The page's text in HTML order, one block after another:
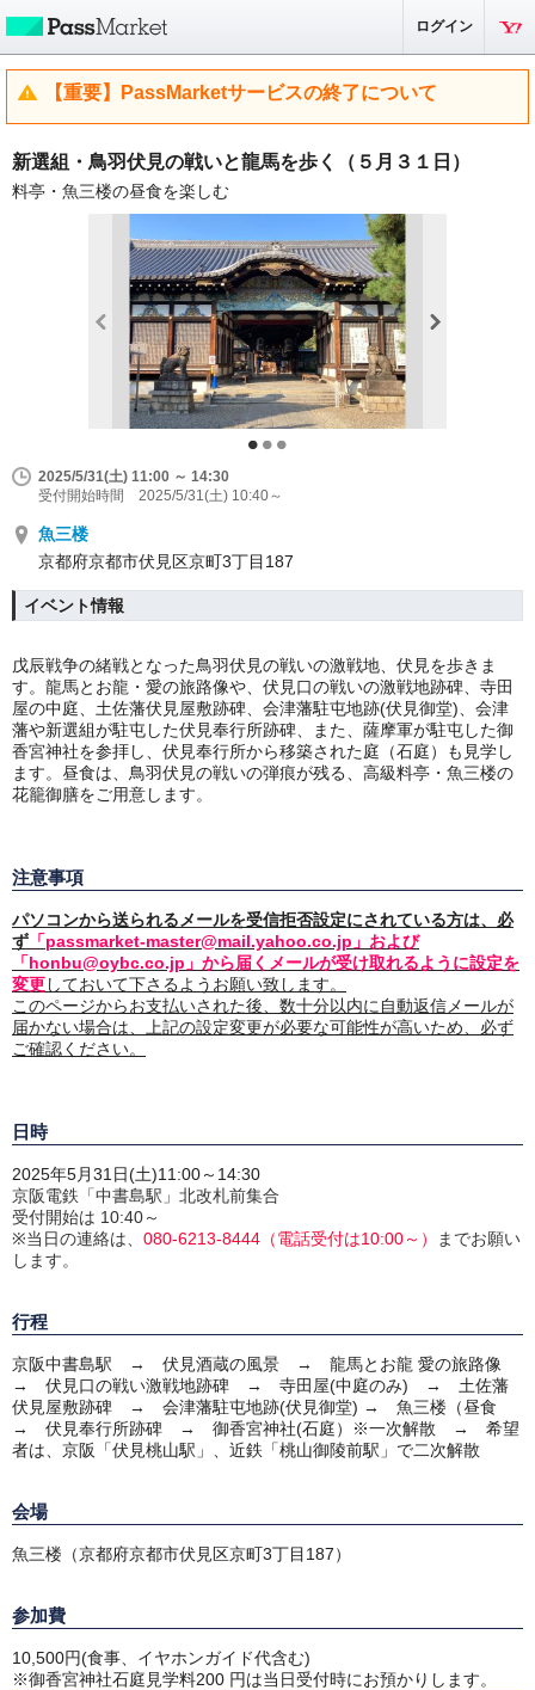
ログイン
【重要】PassMarketサービスの終了について
新選組・鳥羽伏見の戦いと龍馬を歩く（５月３１日）
料亭・魚三楼の昼食を楽しむ
2025/5/31(土) 11:00 ～ 14:30
受付開始時間 2025/5/31(土) 10:40～
魚三楼
京都府京都市伏見区京町3丁目187
イベント情報
戊辰戦争の緒戦となった鳥羽伏見の戦いの激戦地、伏見を歩きま
す。龍馬とお龍・愛の旅路像や、伏見口の戦いの激戦地跡碑、寺田
屋の中庭、土佐藩伏見屋敷跡碑、会津藩駐屯地跡(伏見御堂)、会津
藩や新選組が駐屯した伏見奉行所跡碑、また、薩摩軍が駐屯した御
香宮神社を参拝し、伏見奉行所から移築された庭（石庭）も見学し
ます。昼食は、鳥羽伏見の戦いの弾痕が残る、高級料亭・魚三楼の
花籠御膳をご用意します。
注意事項
パソコンから送られるメールを受信拒否設定にされている方は、必
ず 「passmarket-master@mail.yahoo.co.jp」および
「honbu@oybc.co.jp」から届くメールが受け取れるように設定を
変更しておいて下さるようお願い致します。
このページからお支払いされた後、数十分以内に自動返信メールが
届かない場合は、上記の設定変更が必要な可能性が高いため、必ず
ご確認ください。
日時
2025年5月31日(土)11:00～14:30
京阪電鉄「中書島駅」北改札前集合
受付開始は 10:40～
※当日の連絡は、 080-6213-8444 （電話受付は10:00～）
までお願い
します。
行程
京阪中書島駅 → 伏見酒蔵の風景 → 龍馬とお龍 愛の旅路像
→ 伏見口の戦い激戦地跡碑 → 寺田屋(中庭のみ) → 土佐藩
伏見屋敷跡碑 → 会津藩駐屯地跡(伏見御堂) → 魚三楼（昼食
→ 伏見奉行所跡碑 → 御香宮神社(石庭）※一次解散 → 希望
者は、京阪「伏見桃山駅」、近鉄「桃山御陵前駅」で二次解散
会場
魚三楼（京都府京都市伏見区京町3丁目187）
参加費
10,500円(食事、イヤホンガイド代含む)
※御香宮神社石庭見学料200 円は当日受付時にお預かりします。